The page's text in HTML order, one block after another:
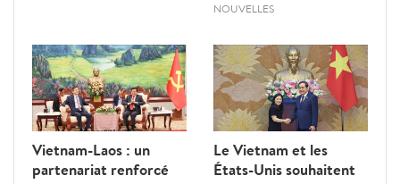
NOUVELLES
Vietnam-Laos : un
partenariat renforcé
Le Vietnam et les
États-Unis souhaitent